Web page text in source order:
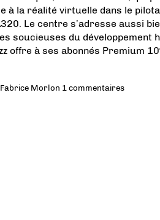
à la réalité virtuelle dans le
Le centre s’adresse aussi
soucieuses du développement
offre à ses abonnés Premium
Fabrice Morlon 1 commentaires